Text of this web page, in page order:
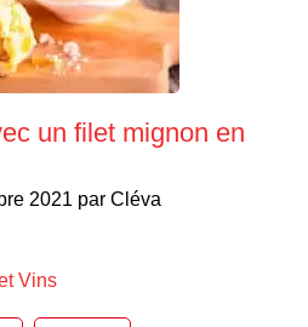
un filet mignon en
2021 par Cléva
Vins